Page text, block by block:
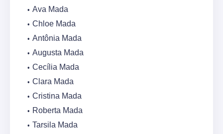
Ava Mada
Chloe Mada
Antônia Mada
Augusta Mada
Cecília Mada
Clara Mada
Cristina Mada
Roberta Mada
Tarsila Mada